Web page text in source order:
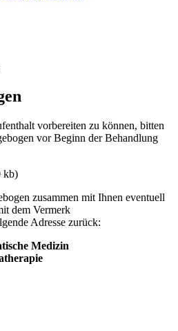
vorbereiten zu können, bitten
vor Beginn der Behandlung
kb)
zusammen mit Ihnen eventuell
dem Vermerk
Adresse zurück:
Medizin